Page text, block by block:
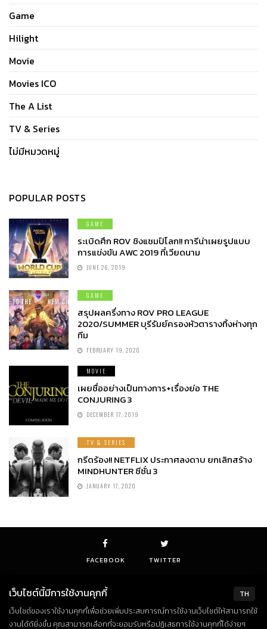
Game
Hilight
Movie
Movies ICO
The A List
TV & Series
ไม่มีหมวดหมู่
POPULAR POSTS
GAME
ระเบิดศึก ROV ชิงแชมป์โลก!! การีน่าเผยรูปแบบ
การแข่งขัน AWC 2019 ที่เวียดนาม
JUNE 26, 2019
GAME
สรุปผลครึ่งทาง ROV PRO LEAGUE
2020/SUMMER บุรีรัมย์ครองหัวตารางทิ้งห่างทุก
ทีม
FEBRUARY 19, 2020
MOVIE
เผยชื่ออย่างเป็นทางการ+เรื่องย่อ THE
CONJURING 3
DECEMBER 17, 2019
TV & SERIES
กรีดร้อง!! NETFLIX ประกาศลงดาบ ยกเลิกสร้าง
MINDHUNTER ซีซั่น 3
JANUARY 17, 2020
FACEBOOK TWITTER
© Copyright 2018. All Rights Reserved
TH
เว็บไซต์นี้มีการใช้งานคุกกี้
เว็บไซต์ของเราใช้งานคุกกี้เพื่อช่วยเพิ่มประสบการณ์การใช้งานเว็บไซต์ให้สามารถใช้
งานได้ดียิ่งขึ้น คุณสามารถเลือกที่จะยอมรับหรือปฏิเสธการใช้งานคุกกี้ได้ง่ายๆ